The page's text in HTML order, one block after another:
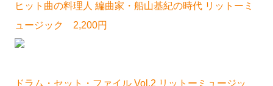
ヒット曲の料理人 編曲家・船山基紀の時代 リットーミ
ュージック 2,200円
ドラム・セット・ファイル Vol.2 リットーミュージッ